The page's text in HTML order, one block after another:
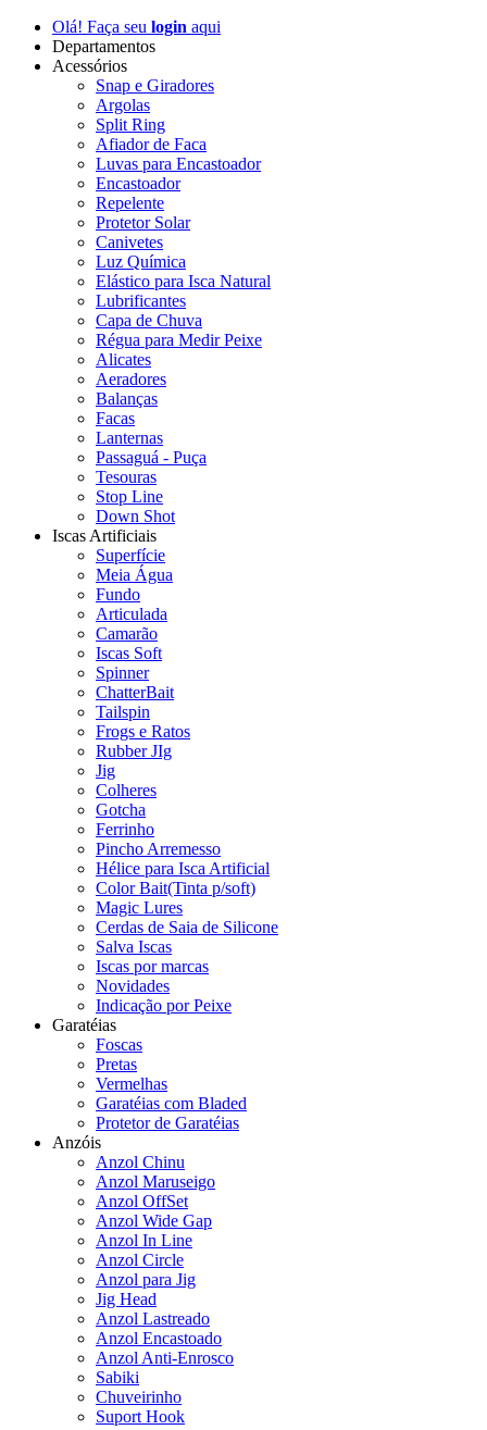
Olá! Faça seu login aqui
Departamentos
Acessórios
Snap e Giradores
Argolas
Split Ring
Afiador de Faca
Luvas para Encastoador
Encastoador
Repelente
Protetor Solar
Canivetes
Luz Química
Elástico para Isca Natural
Lubrificantes
Capa de Chuva
Régua para Medir Peixe
Alicates
Aeradores
Balanças
Facas
Lanternas
Passaguá - Puça
Tesouras
Stop Line
Down Shot
Iscas Artificiais
Superfície
Meia Água
Fundo
Articulada
Camarão
Iscas Soft
Spinner
ChatterBait
Tailspin
Frogs e Ratos
Rubber JIg
Jig
Colheres
Gotcha
Ferrinho
Pincho Arremesso
Hélice para Isca Artificial
Color Bait(Tinta p/soft)
Magic Lures
Cerdas de Saia de Silicone
Salva Iscas
Iscas por marcas
Novidades
Indicação por Peixe
Garatéias
Foscas
Pretas
Vermelhas
Garatéias com Bladed
Protetor de Garatéias
Anzóis
Anzol Chinu
Anzol Maruseigo
Anzol OffSet
Anzol Wide Gap
Anzol In Line
Anzol Circle
Anzol para Jig
Jig Head
Anzol Lastreado
Anzol Encastoado
Anzol Anti-Enrosco
Sabiki
Chuveirinho
Suport Hook